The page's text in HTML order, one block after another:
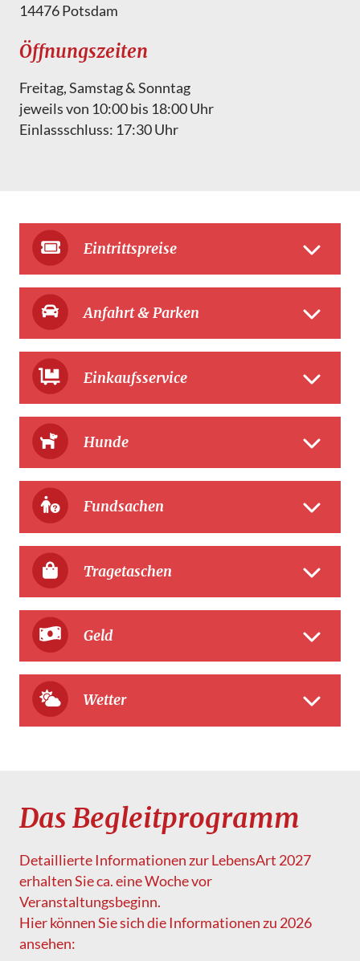
14476 Potsdam
Öffnungszeiten
Freitag, Samstag & Sonntag
jeweils von 10:00 bis 18:00 Uhr
Einlassschluss: 17:30 Uhr
Eintrittspreise
Anfahrt & Parken
Einkaufsservice
Hunde
Fundsachen
Tragetaschen
Geld
Wetter
Das Begleitprogramm
Detaillierte Informationen zur LebensArt 2027
erhalten Sie ca. eine Woche vor
Veranstaltungsbeginn.
Hier können Sie sich die Informationen zu 2026
ansehen: